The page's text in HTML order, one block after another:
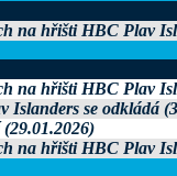
na hřišti HBC Plav
na hřišti HBC Plav
se odkládá
na hřišti HBC Plav